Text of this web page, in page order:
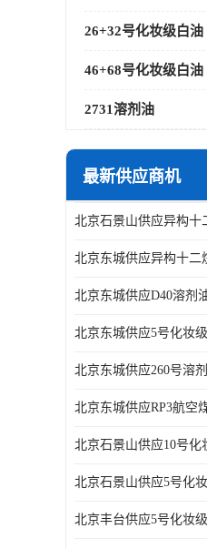
26+32号化妆级白油
46+68号化妆级白油
2731溶剂油
最新供应商机